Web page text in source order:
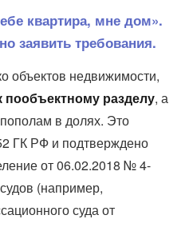
квартира, мне дом».
заявить требования.
объектов недвижимости,
пообъектному разделу, а
в долях. Это
ГК РФ и подтверждено
от 06.02.2018 № 4-
(например,
суда от